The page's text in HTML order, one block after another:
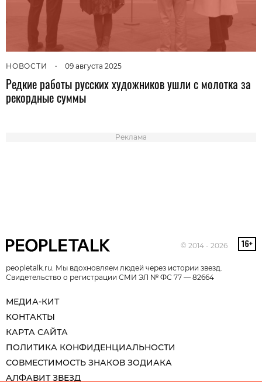
НОВОСТИ • 09 августа 2025
Редкие работы русских художников ушли с молотка за
рекордные суммы
Реклама
© 2014 - 2026
peopletalk.ru. Мы вдохновляем людей через истории звезд.
Свидетельство о регистрации СМИ ЭЛ № ФС 77 — 82664
МЕДИА-КИТ
КОНТАКТЫ
КАРТА САЙТА
ПОЛИТИКА КОНФИДЕНЦИАЛЬНОСТИ
СОВМЕСТИМОСТЬ ЗНАКОВ ЗОДИАКА
АЛФАВИТ ЗВЕЗД